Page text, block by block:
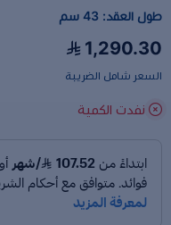
طول العقد: 43 سم
1,290.30
السعر شامل الضريبة
نفدت الكمية